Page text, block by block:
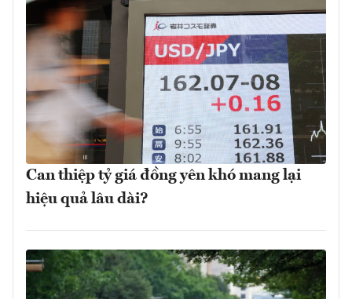
Can thiệp tỷ giá đồng yên khó mang lại
hiệu quả lâu dài?